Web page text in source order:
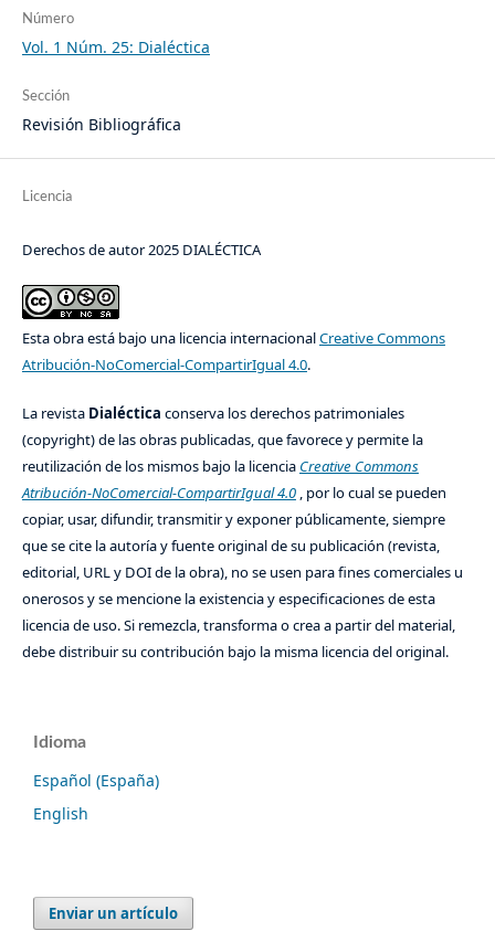
Número
Vol. 1 Núm. 25: Dialéctica
Sección
Revisión Bibliográfica
Licencia
Derechos de autor 2025 DIALÉCTICA
Esta obra está bajo una licencia internacionalCreative Commons
Atribución-NoComercial-CompartirIgual 4.0.
La revista Dialéctica conserva los derechos patrimoniales
(copyright) de las obras publicadas, que favorece y permite la
reutilización de los mismos bajo la licencia Creative Commons
Atribución-NoComercial-CompartirIgual 4.0, por lo cual se pueden
copiar, usar, difundir, transmitir y exponer públicamente, siempre
que se cite la autoría y fuente original de su publicación (revista,
editorial, URL y DOI de la obra), no se usen para fines comerciales u
onerosos y se mencione la existencia y especificaciones de esta
licencia de uso. Si remezcla, transforma o crea a partir del material,
debe distribuir su contribución bajo la misma licencia del original.
Idioma
Español (España)
English
Enviar un artículo